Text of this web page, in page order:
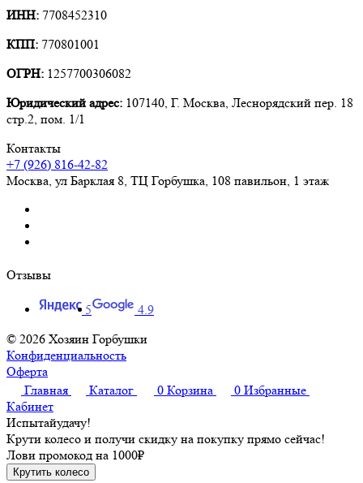
ИНН: 7708452310
КПП: 770801001
ОГРН: 1257700306082
Юридический адрес: 107140, Г. Москва, Леснорядский пер. 18
стр.2, пом. 1/1
Контакты
+7 (926) 816-42-82
Москва, ул Барклая 8, ТЦ Горбушка, 108 павильон, 1 этаж
Отзывы
5
4.9
© 2026 Хозяин Горбушки
Конфиденциальность
Оферта
Главная
Каталог 0 Корзина 0 Избранные
Кабинет
Испытайудачу!
Крути колесо и получи скидку на покупку прямо сейчас!
Лови промокод на 1000₽
Крутить колесо